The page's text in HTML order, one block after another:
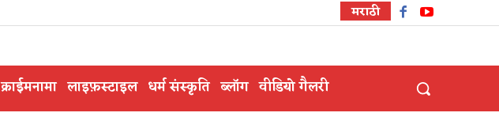
मराठी
क्राईमनामा लाइफ़स्टाइल धर्म संस्कृति ब्लॉग वीडियो गैलरी